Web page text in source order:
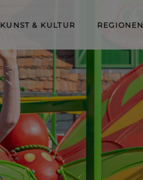
KUNST & KULTUR REGIONEN